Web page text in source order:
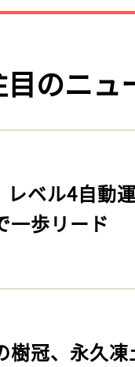
目のニュ
レベル4自動
一歩リード
樹冠、永久